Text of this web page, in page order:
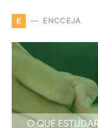
E ENCCEJA